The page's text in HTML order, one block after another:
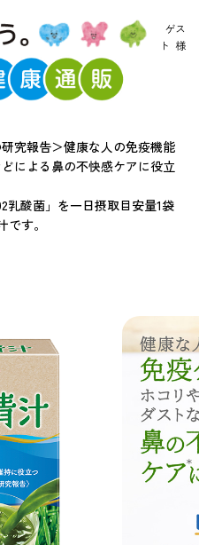
ゲス
ト 様
究報告＞健康な人の免疫機能
による鼻の不快感ケアに役立
乳酸菌」を一日摂取目安量1袋
です。